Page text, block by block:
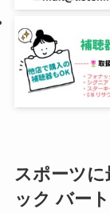
スポーツに
ック バー